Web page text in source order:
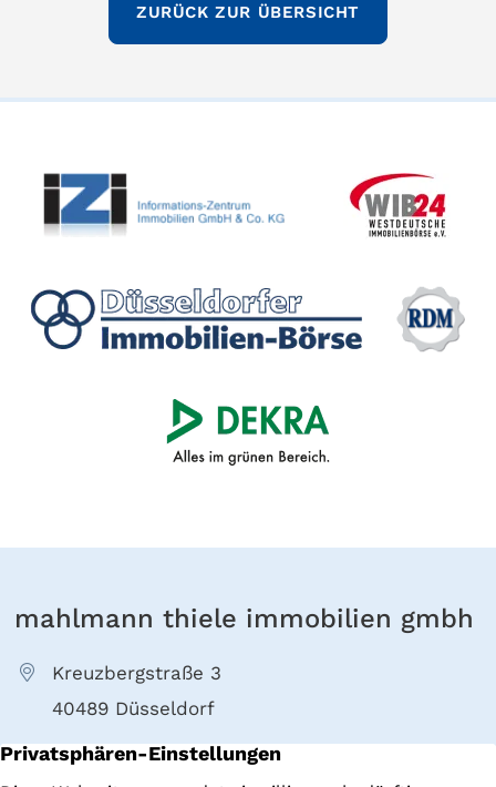
ZURÜCK ZUR ÜBERSICHT
mahlmann thiele immobilien gmbh
Kreuzbergstraße 3
40489 Düsseldorf
+49 211 4022000